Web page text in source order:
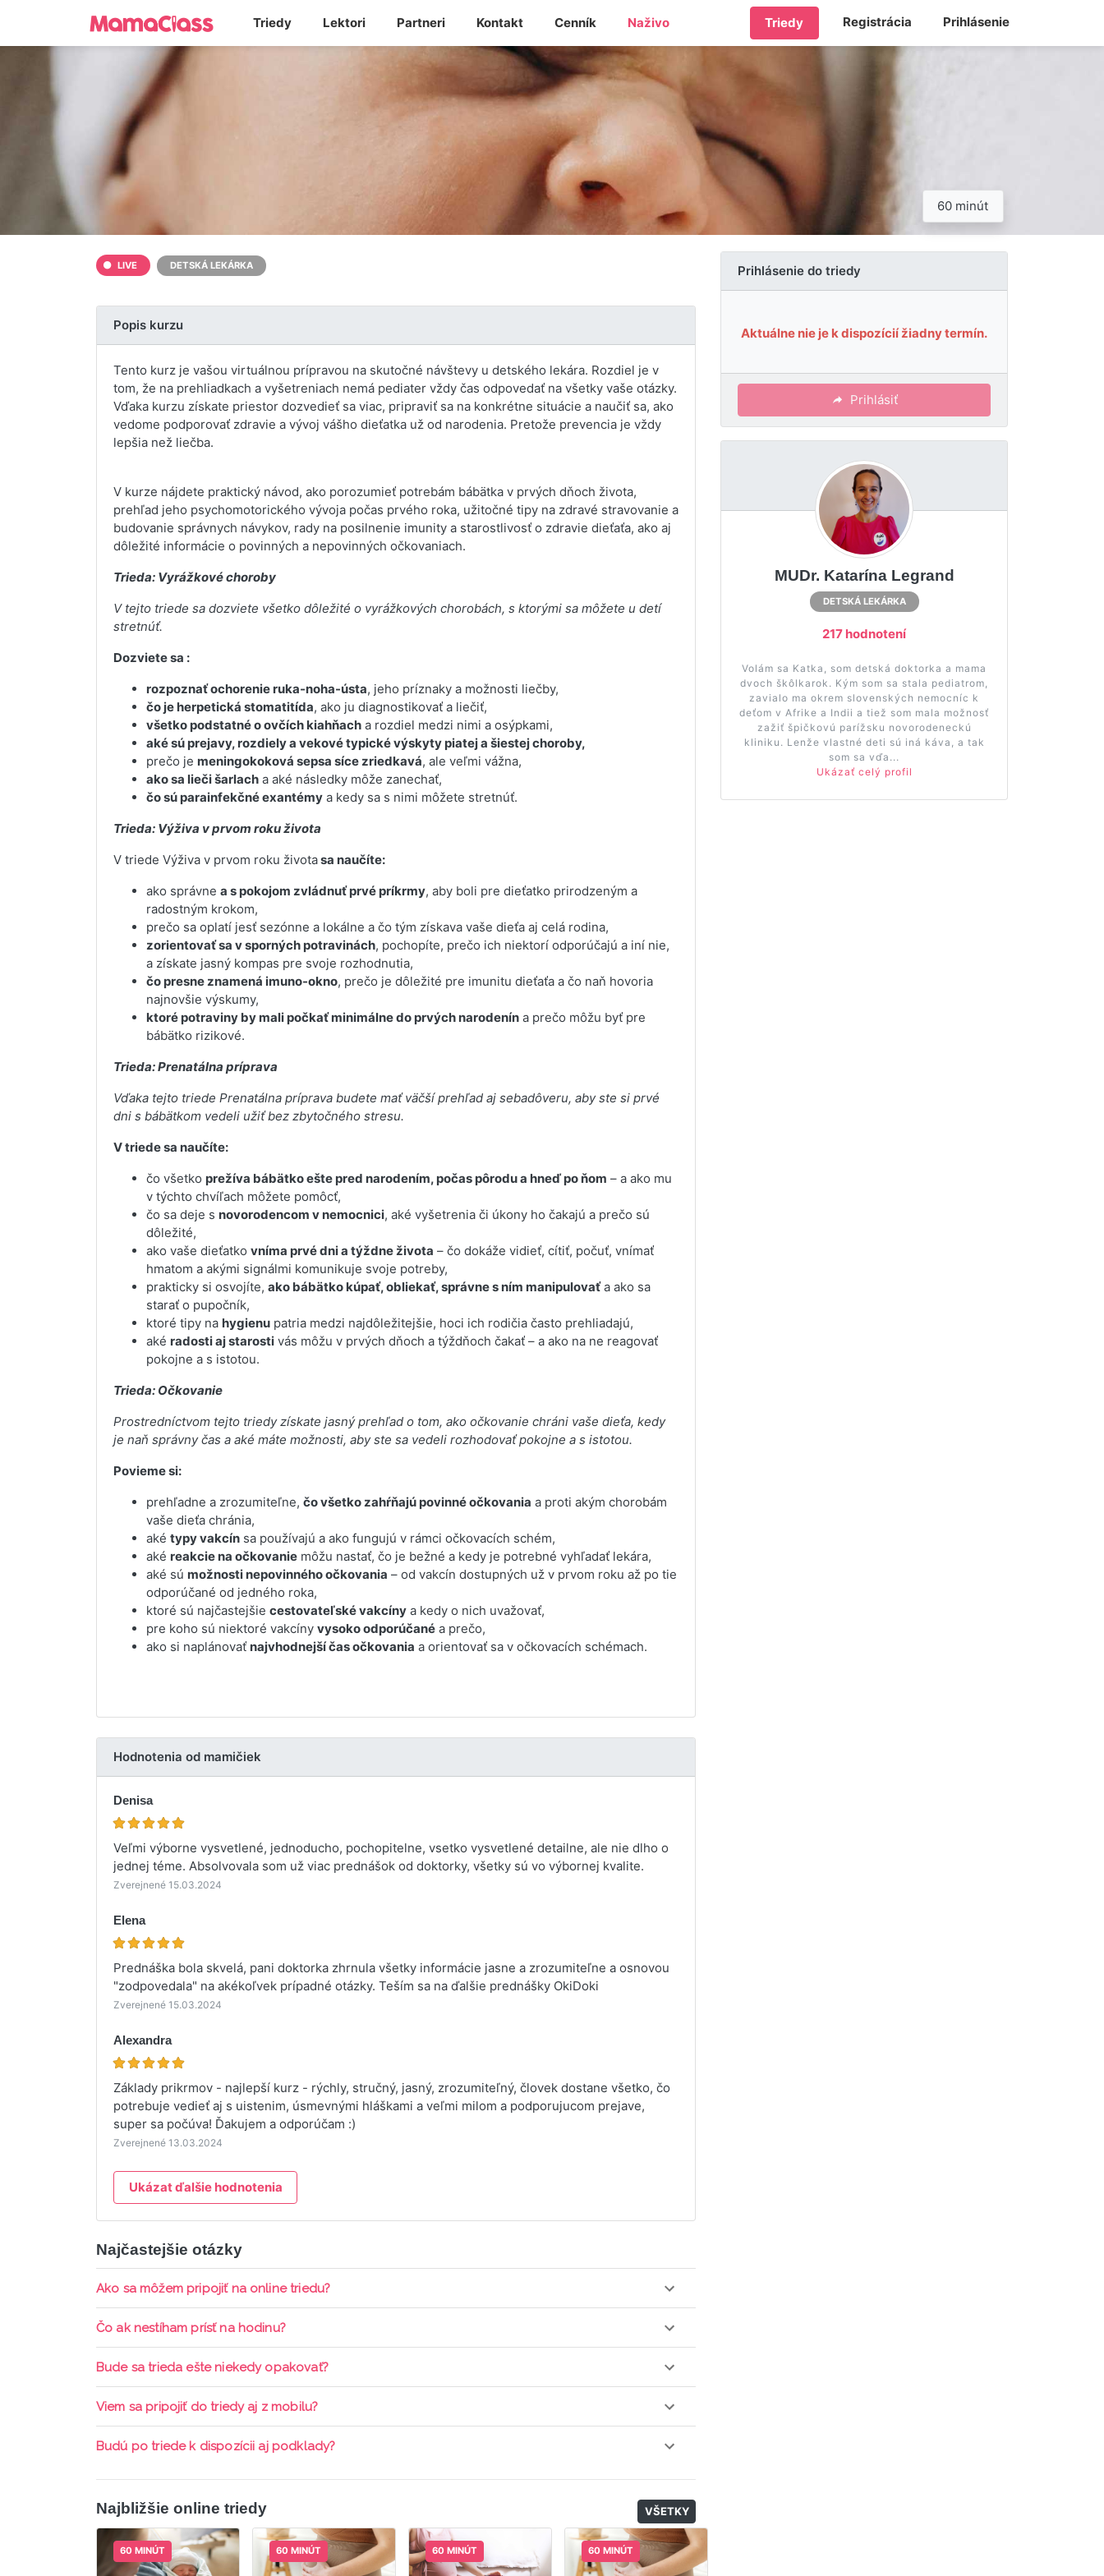
Triedy Lektori Partneri Kontakt Cenník Naživo Triedy Registrácia Prihlásenie
60 minút
LIVE DETSKÁ LEKÁRKA
Popis kurzu
Tento kurz je vašou virtuálnou prípravou na skutočné návštevy u detského lekára. Rozdiel je v
tom, že na prehliadkach a vyšetreniach nemá pediater vždy čas odpovedať na všetky vaše otázky.
Vďaka kurzu získate priestor dozvedieť sa viac, pripraviť sa na konkrétne situácie a naučiť sa, ako
vedome podporovať zdravie a vývoj vášho dieťatka už od narodenia. Pretože prevencia je vždy
lepšia než liečba.
V kurze nájdete praktický návod, ako porozumieť potrebám bábätka v prvých dňoch života,
prehľad jeho psychomotorického vývoja počas prvého roka, užitočné tipy na zdravé stravovanie a
budovanie správnych návykov, rady na posilnenie imunity a starostlivosť o zdravie dieťaťa, ako aj
dôležité informácie o povinných a nepovinných očkovaniach.
Trieda: Vyrážkové choroby
V tejto triede sa dozviete všetko dôležité o vyrážkových chorobách, s ktorými sa môžete u detí
stretnúť.
Dozviete sa :
rozpoznať ochorenie ruka-noha-ústa, jeho príznaky a možnosti liečby,
čo je herpetická stomatitída, ako ju diagnostikovať a liečiť,
všetko podstatné o ovčích kiahňach a rozdiel medzi nimi a osýpkami,
aké sú prejavy, rozdiely a vekové typické výskyty piatej a šiestej choroby,
prečo je meningokoková sepsa síce zriedkavá, ale veľmi vážna,
ako sa lieči šarlach a aké následky môže zanechať,
čo sú parainfekčné exantémy a kedy sa s nimi môžete stretnúť.
Trieda: Výživa v prvom roku života
V triede Výživa v prvom roku životasa naučíte:
ako správne a s pokojom zvládnuť prvé príkrmy, aby boli pre dieťatko prirodzeným a
radostným krokom,
prečo sa oplatí jesť sezónne a lokálne a čo tým získava vaše dieťa aj celá rodina,
zorientovať sa v sporných potravinách, pochopíte, prečo ich niektorí odporúčajú a iní nie,
a získate jasný kompas pre svoje rozhodnutia,
čo presne znamená imuno-okno, prečo je dôležité pre imunitu dieťaťa a čo naň hovoria
najnovšie výskumy,
ktoré potraviny by mali počkať minimálne do prvých narodenín a prečo môžu byť pre
bábätko rizikové.
Trieda: Prenatálna príprava
Vďaka tejto triede Prenatálna príprava budete mať väčší prehľad aj sebadôveru, aby ste si prvé
dni s bábätkom vedeli užiť bez zbytočného stresu.
V triede sa naučíte:
čo všetko prežíva bábätko ešte pred narodením, počas pôrodu a hneď po ňom – a ako mu
v týchto chvíľach môžete pomôcť,
čo sa deje s novorodencom v nemocnici, aké vyšetrenia či úkony ho čakajú a prečo sú
dôležité,
ako vaše dieťatko vníma prvé dni a týždne života – čo dokáže vidieť, cítiť, počuť, vnímať
hmatom a akými signálmi komunikuje svoje potreby,
prakticky si osvojíte, ako bábätko kúpať, obliekať, správne s ním manipulovaťa ako sa
starať o pupočník,
ktoré tipy na hygienu patria medzi najdôležitejšie, hoci ich rodičia často prehliadajú,
aké radosti aj starosti vás môžu v prvých dňoch a týždňoch čakať – a ako na ne reagovať
pokojne a s istotou.
Trieda: Očkovanie
Prostredníctvom tejto triedy získate jasný prehľad o tom, ako očkovanie chráni vaše dieťa, kedy
je naň správny čas a aké máte možnosti, aby ste sa vedeli rozhodovať pokojne a s istotou.
Povieme si:
prehľadne a zrozumiteľne, čo všetko zahŕňajú povinné očkovania a proti akým chorobám
vaše dieťa chránia,
aké typy vakcín sa používajú a ako fungujú v rámci očkovacích schém,
aké reakcie na očkovanie môžu nastať, čo je bežné a kedy je potrebné vyhľadať lekára,
aké sú možnosti nepovinného očkovania – od vakcín dostupných už v prvom roku až po tie
odporúčané od jedného roka,
ktoré sú najčastejšie cestovateľské vakcíny a kedy o nich uvažovať,
pre koho sú niektoré vakcíny vysoko odporúčané a prečo,
ako si naplánovať najvhodnejší čas očkovania a orientovať sa v očkovacích schémach.
Hodnotenia od mamičiek
Denisa
Veľmi výborne vysvetlené, jednoducho, pochopitelne, vsetko vysvetlené detailne, ale nie dlho o
jednej téme. Absolvovala som už viac prednášok od doktorky, všetky sú vo výbornej kvalite.
Zverejnené 15.03.2024
Elena
Prednáška bola skvelá, pani doktorka zhrnula všetky informácie jasne a zrozumiteľne a osnovou
"zodpovedala" na akékoľvek prípadné otázky. Teším sa na ďalšie prednášky OkiDoki
Zverejnené 15.03.2024
Alexandra
Základy prikrmov - najlepší kurz - rýchly, stručný, jasný, zrozumiteľný, človek dostane všetko, čo
potrebuje vedieť aj s uistenim, úsmevnými hláškami a veľmi milom a podporujucom prejave,
super sa počúva! Ďakujem a odporúčam :)
Zverejnené 13.03.2024
Ukázat ďalšie hodnotenia
Najčastejšie otázky
Ako sa môžem pripojiť na online triedu?
Pripojenie do online triedy prebieha priamo cez web-stránku mamaclass.sk, stačí sledovať
Čo ak nestíham prísť na hodinu?
Každá trieda sa nahráva a je k dispozícií po dobu 7 dní. Pre pozretie video nahrávky je potrebné mať
Bude sa trieda ešte niekedy opakovať?
Triedy sa priebežne opakujú, stačí sledovať ponuku kurzov a tried.
Viem sa pripojiť do triedy aj z mobilu?
Áno, pripojenie do triedy je možné aj cez mobil, nie je k tomu potrebné sťahovať žiadne ďalšie appky
Budú po triede k dispozícii aj podklady?
Áno, po skončení triedy dostávate prístup na dodatočný materiál, ktorý Vaša hostka dala k dispozícií.
Najbližšie online triedy VŠETKY
60 MINÚT 60 MINÚT 60 MINÚT 60 MINÚT
Prihlásenie do triedy
Aktuálne nie je k dispozícií žiadny termín.
Prihlásiť
MUDr. Katarína Legrand
DETSKÁ LEKÁRKA
217 hodnotení
Volám sa Katka, som detská doktorka a mama
dvoch škôlkarok. Kým som sa stala pediatrom,
zavialo ma okrem slovenských nemocníc k
deťom v Afrike a Indii a tiež som mala možnosť
zažiť špičkovú parížsku novorodeneckú
kliniku. Lenže vlastné deti sú iná káva, a tak
som sa vďa...
Ukázať celý profil